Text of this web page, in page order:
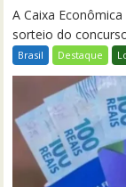
A Caixa
sorteio do
Brasil Destaque